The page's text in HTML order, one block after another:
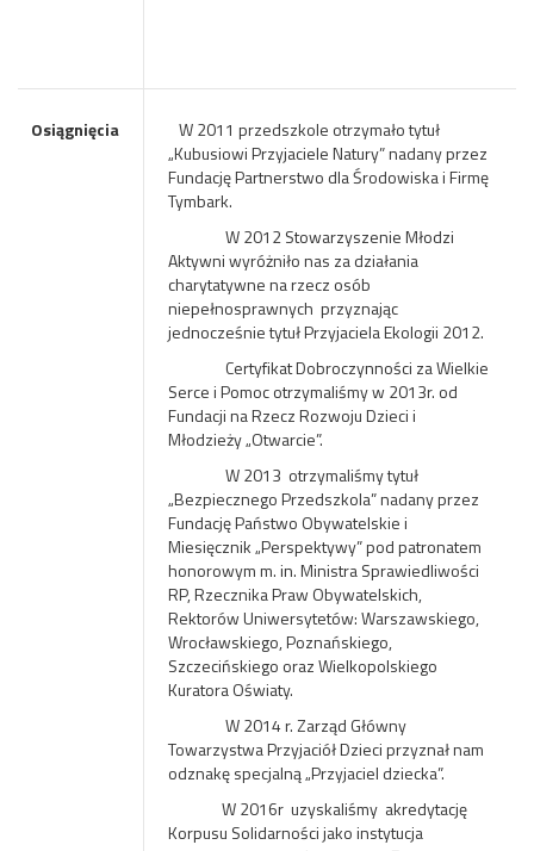
Osiągnięcia
W 2011 przedszkole otrzymało tytuł
„Kubusiowi Przyjaciele Natury” nadany przez
Fundację Partnerstwo dla Środowiska i Firmę
Tymbark.
W 2012 Stowarzyszenie Młodzi
Aktywni wyróżniło nas za działania
charytatywne na rzecz osób
niepełnosprawnych przyznając
jednocześnie tytuł Przyjaciela Ekologii 2012.
Certyfikat Dobroczynności za Wielkie
Serce i Pomoc otrzymaliśmy w 2013r. od
Fundacji na Rzecz Rozwoju Dzieci i
Młodzieży „Otwarcie”.
W 2013 otrzymaliśmy tytuł
„Bezpiecznego Przedszkola” nadany przez
Fundację Państwo Obywatelskie i
Miesięcznik „Perspektywy” pod patronatem
honorowym m. in. Ministra Sprawiedliwości
RP, Rzecznika Praw Obywatelskich,
Rektorów Uniwersytetów: Warszawskiego,
Wrocławskiego, Poznańskiego,
Szczecińskiego oraz Wielkopolskiego
Kuratora Oświaty.
W 2014 r. Zarząd Główny
Towarzystwa Przyjaciół Dzieci przyznał nam
odznakę specjalną „Przyjaciel dziecka”.
W 2016r uzyskaliśmy akredytację
Korpusu Solidarności jako instytucja